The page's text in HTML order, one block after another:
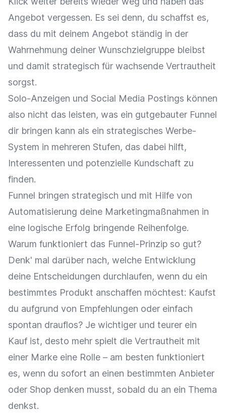
Angebot vergessen. Es sei denn, du schaffst es,
dass du mit deinem Angebot ständig in der
Wahrnehmung deiner Wunschzielgruppe bleibst
und damit strategisch für wachsende Vertrautheit
sorgst.
Solo-Anzeigen und Social Media Postings können
also nicht das leisten, was ein gutgebauter Funnel
dir bringen kann als ein strategisches Werbe-
System in mehreren Stufen, das dabei hilft,
Interessenten und potenzielle Kundschaft zu
finden.
Funnel bringen strategisch und mit Hilfe von
Automatisierung deine Marketingmaßnahmen in
eine logische Erfolg bringende Reihenfolge.
Warum funktioniert das Funnel-Prinzip so gut?
Denk' mal darüber nach, welche Entwicklung
deine Entscheidungen durchlaufen, wenn du ein
bestimmtes Produkt anschaffen möchtest: Kaufst
du aufgrund von Empfehlungen oder einfach
spontan drauflos? Je wichtiger und teurer ein
Kauf ist, desto mehr spielt die Vertrautheit mit
einer Marke eine Rolle – am besten funktioniert
es, wenn du sofort an einen bestimmten Anbieter
oder Shop denken musst, sobald du an ein Thema
denkst.